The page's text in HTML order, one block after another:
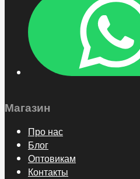
Магазин
Про нас
Блог
Оптовикам
Контакты